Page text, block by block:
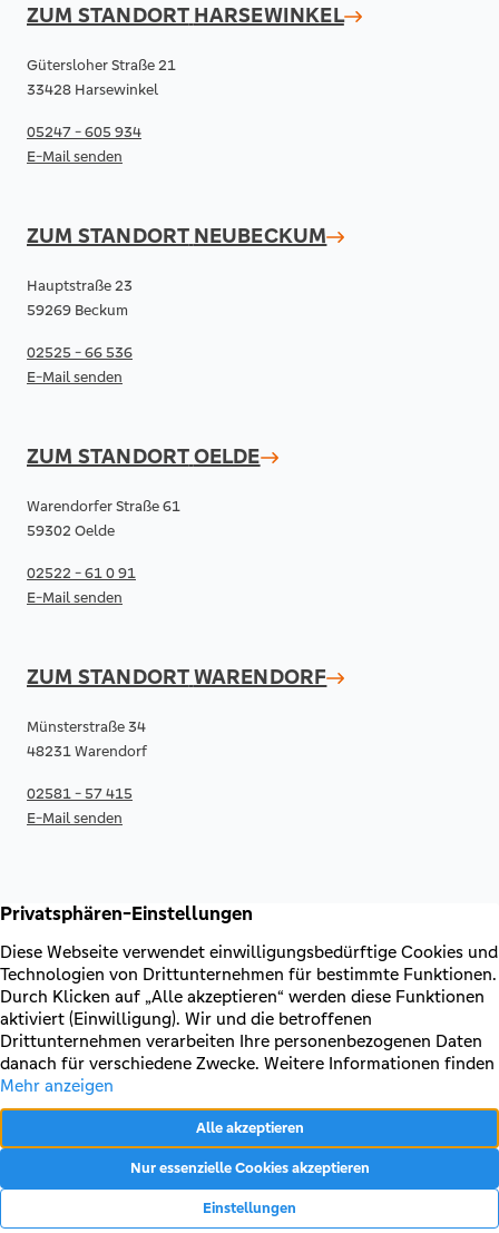
ZUM STANDORT HARSEWINKEL
Gütersloher Straße 21
33428 Harsewinkel
05247 - 605 934
E-Mail senden
ZUM STANDORT NEUBECKUM
Hauptstraße 23
59269 Beckum
02525 - 66 536
E-Mail senden
ZUM STANDORTOELDE
Warendorfer Straße 61
59302 Oelde
02522 - 61 0 91
E-Mail senden
ZUM STANDORTWARENDORF
Münsterstraße 34
48231 Warendorf
02581 - 57 415
E-Mail senden
RECHTLICHES & KONTAKT
Kontakt
AGB & Sonderbedingungen
Erklärung zur Barrierefreiheit
Impressum
Datenschutz
VERTRAG WIDERRUFEN